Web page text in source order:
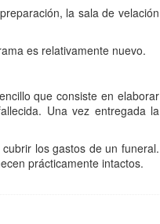
la sala de velación
es relativamente nuevo.
que consiste en elaborar
Una vez entregada la
los gastos de un funeral.
prácticamente intactos.